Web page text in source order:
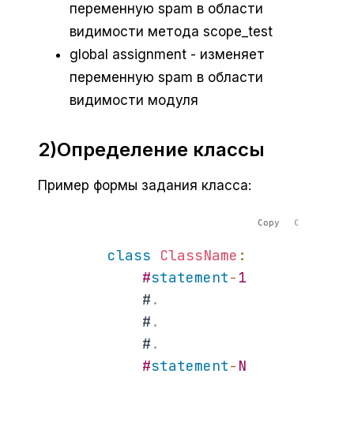
переменную spam в области
видимости метода scope_test
global assignment - изменяет
переменную spam в области
видимости модуля
2)Определение классы
Пример формы задания класса:
class ClassName :
#statement- 1
            #
.
            #
.
            #
.
#statement- N
Copy